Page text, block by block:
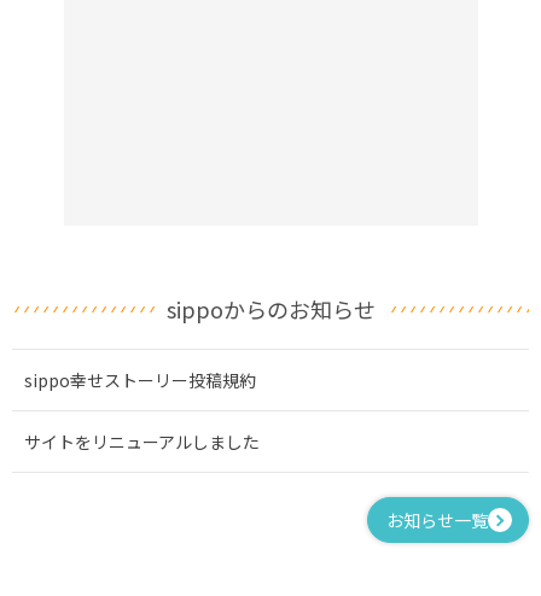
sippoからのお知らせ
sippo幸せストーリー投稿規約
サイトをリニューアルしました
お知らせ一覧